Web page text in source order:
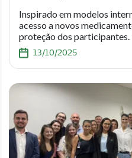
Inspirado em modelos
acesso a novos
proteção dos participantes.
13/10/2025